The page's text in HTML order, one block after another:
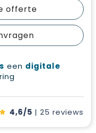
offerte
een digitale
4,6/5 | 25 reviews